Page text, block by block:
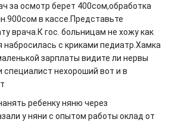
за осмотр берет 400сом,обработка
в кассе.Представьте
врача.К гос. больницам не хожу как
набросилась с криками педиатр.Хамка
зарплаты видите ли нервы
нехороший вот и в
ребенку няню через
у няни с опытом работы оклад от